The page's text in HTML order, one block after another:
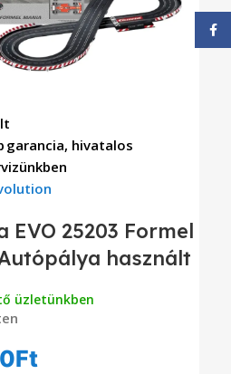
garancia, hivatalos
EVO 25203 Formel
használt
üzletünkben
Ft